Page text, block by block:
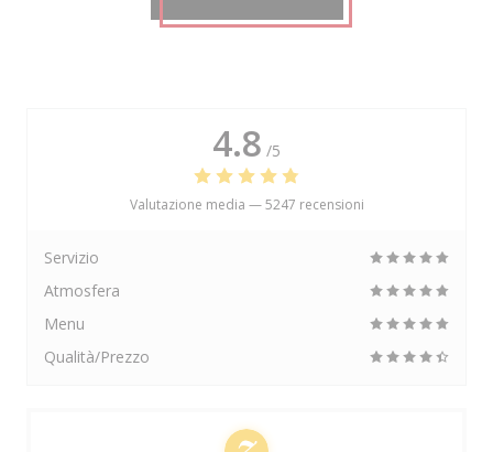
4.8 /5
Valutazione media —5247 recensioni
Servizio
Atmosfera
Menu
Qualità/Prezzo